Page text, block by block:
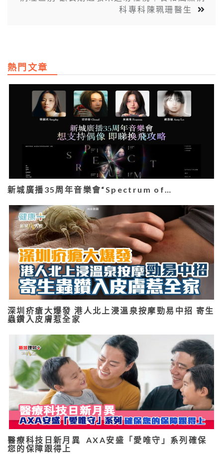
科專科陳珮珊醫生
熱門文章
新城廣播35周年音樂會“Spectrum of…
深圳疥瘡大爆發 港人北上浸溫泉按摩勁易中招 寄生
蟲鑽入皮膚惹全家
醫療科技日新月異 AXA安盛「愛唯守」系列確保
您的保障跟得上